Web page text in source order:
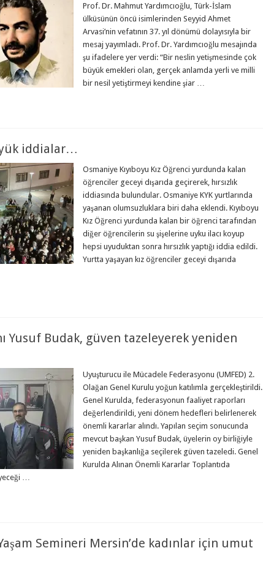
Prof. Dr. Mahmut Yardımcıoğlu, Türk-İslam
ülküsünün öncü isimlerinden Seyyid Ahmet
Arvasi’nin vefatının 37. yıl dönümü dolayısıyla bir
mesaj yayımladı. Prof. Dr. Yardımcıoğlu mesajında
şu ifadelere yer verdi: “Bir neslin yetişmesinde çok
büyük emekleri olan, gerçek anlamda yerli ve milli
bir nesil yetiştirmeyi kendine şiar …
iddialar…
Osmaniye Kıyıboyu Kız Öğrenci yurdunda kalan
öğrenciler geceyi dışarıda geçirerek, hırsızlık
iddiasında bulundular. Osmaniye KYK yurtlarında
yaşanan olumsuzluklara biri daha eklendi. Kıyıboyu
Kız Öğrenci yurdunda kalan bir öğrenci tarafından
diğer öğrencilerin su şişelerine uyku ilacı koyup
hepsi uyuduktan sonra hırsızlık yaptığı iddia edildi.
Yurtta yaşayan kız öğrenciler geceyi dışarıda
Yusuf Budak, güven tazeleyerek yeniden
Uyuşturucu ile Mücadele Federasyonu (UMFED) 2.
Olağan Genel Kurulu yoğun katılımla gerçekleştirildi.
Genel Kurulda, federasyonun faaliyet raporları
değerlendirildi, yeni dönem hedefleri belirlenerek
önemli kararlar alındı. Yapılan seçim sonucunda
mevcut başkan Yusuf Budak, üyelerin oy birliğiyle
yeniden başkanlığa seçilerek güven tazeledi. Genel
Kurulda Alınan Önemli Kararlar Toplantıda
…
Semineri Mersin’de kadınlar için umut